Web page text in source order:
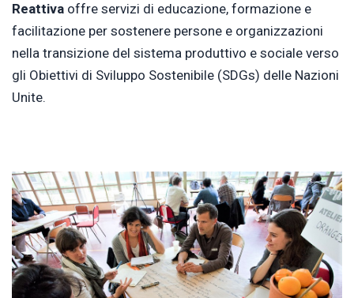
Reattiva offre servizi di educazione, formazione e
facilitazione per sostenere persone e organizzazioni
nella transizione del sistema produttivo e sociale verso
gli Obiettivi di Sviluppo Sostenibile (SDGs) delle Nazioni
Unite.